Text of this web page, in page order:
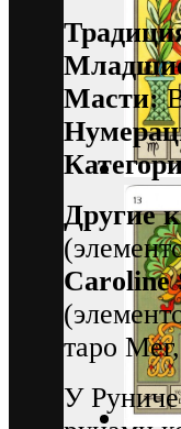
Масти:
Другие
Caroline
таро
У